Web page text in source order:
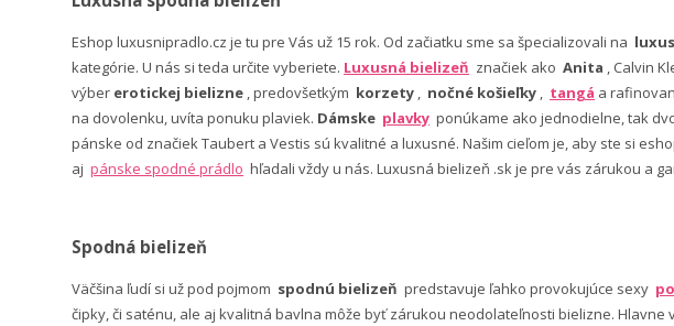
Eshop luxusnipradlo.cz je tu pre Vás už 15 rok. Od začiatku sme sa špecializovali na
kategórie. U nás si teda určite vyberiete. Luxusná bielizeň značiek ako Anita , Calvin
výber erotickej bielizne , predovšetkým korzety , nočné košieľky , tangá a
na dovolenku, uvíta ponuku plaviek. Dámske plavky ponúkame ako jednodielne, tak
pánske od značiek Taubert a Vestis sú kvalitné a luxusné. Našim cieľom je, aby ste si
aj pánske spodné prádlo hľadali vždy u nás. Luxusná bielizeň .sk je pre vás zárukou a
Spodná bielizeň
Väčšina ľudí si už pod pojmom spodnú bielizeň predstavuje ľahko provokujúce sexy
čipky, či saténu, ale aj kvalitná bavlna môže byť zárukou neodolateľnosti bielizne.